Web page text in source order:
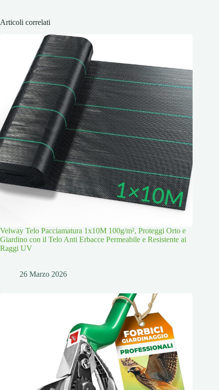
Articoli correlati
Velway Telo Pacciamatura 1x10M 100g/m², Proteggi Orto e
Giardino con il Telo Anti Erbacce Permeabile e Resistente ai
Raggi UV
26 Marzo 2026